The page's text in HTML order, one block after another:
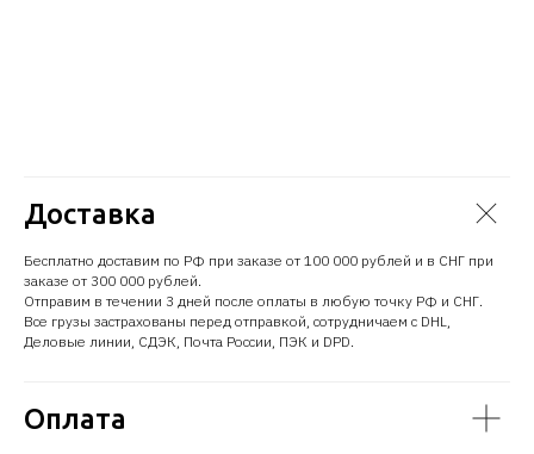
Доставка
Бесплатно доставим по РФ при заказе от 100 000 рублей и в СНГ при
заказе от 300 000 рублей.
Отправим в течении 3 дней после оплаты в любую точку РФ и СНГ.
Все грузы застрахованы перед отправкой, сотрудничаем с DHL,
Деловые линии, СДЭК, Почта России, ПЭК и DPD.
Оплата